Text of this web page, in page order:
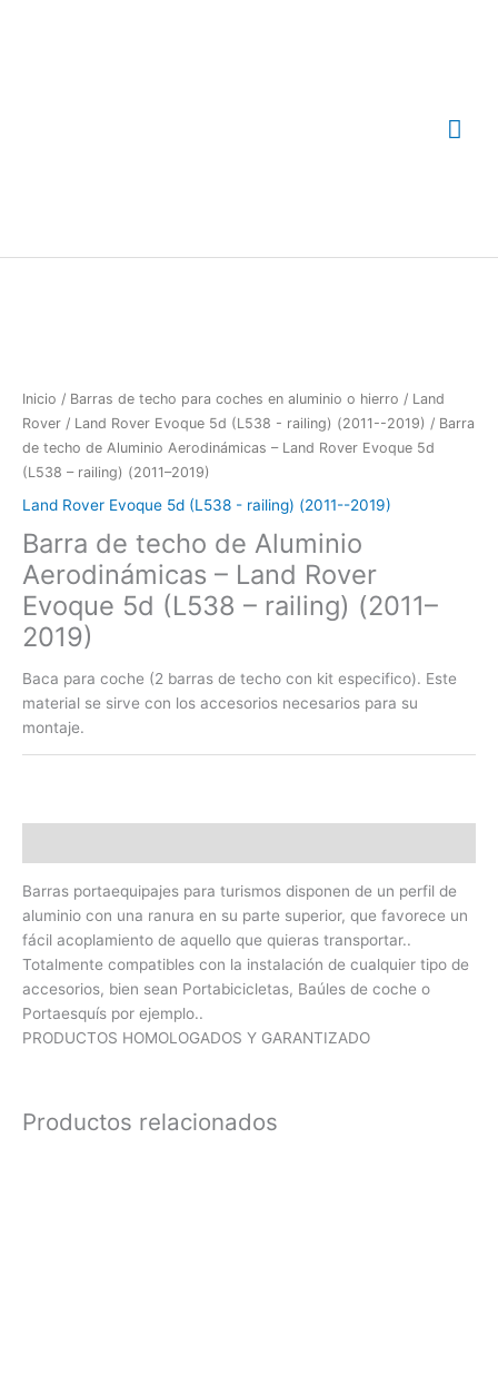
Inicio / Barras de techo para coches en aluminio o hierro / Land
Rover / Land Rover Evoque 5d (L538 - railing) (2011--2019) / Barra
de techo de Aluminio Aerodinámicas – Land Rover Evoque 5d
(L538 – railing) (2011–2019)
Land Rover Evoque 5d (L538 - railing) (2011--2019)
Barra de techo de Aluminio
Aerodinámicas – Land Rover
Evoque 5d (L538 – railing) (2011–
2019)
Baca para coche (2 barras de techo con kit especifico). Este
material se sirve con los accesorios necesarios para su
montaje.
Barras portaequipajes para turismos disponen de un perfil de
aluminio con una ranura en su parte superior, que favorece un
fácil acoplamiento de aquello que quieras transportar..
Totalmente compatibles con la instalación de cualquier tipo de
accesorios, bien sean Portabicicletas, Baúles de coche o
Portaesquís por ejemplo..
PRODUCTOS HOMOLOGADOS Y GARANTIZADO
Productos relacionados